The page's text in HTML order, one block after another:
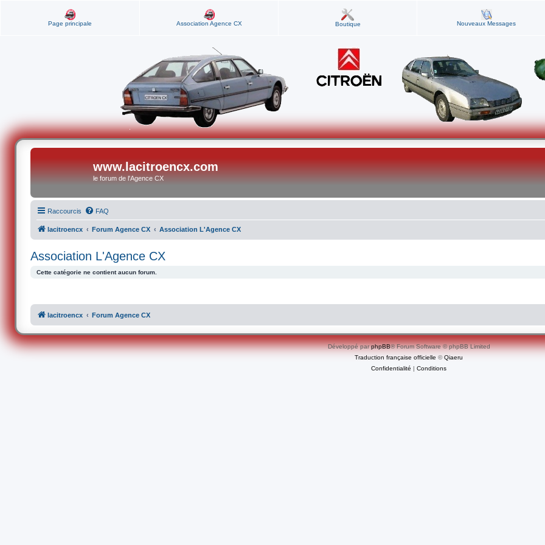
Page principale Association Agence CX Boutique Nouveaux Messages
www.lacitroencx.com
le forum de l'Agence CX
Raccourcis FAQ
lacitroencx Forum Agence CX Association L'Agence CX
Association L'Agence CX
Cette catégorie ne contient aucun forum.
lacitroencx Forum Agence CX
Développé parphpBB® Forum Software © phpBB Limited
Traduction française officielle ©Qiaeru
Confidentialité | Conditions